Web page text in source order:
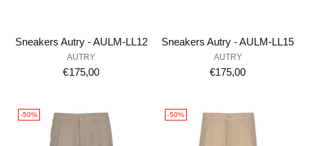
Sneakers Autry - AULM-LL12
AUTRY
€175,00
Sneakers Autry - AULM-LL15
AUTRY
€175,00
-50% -50%